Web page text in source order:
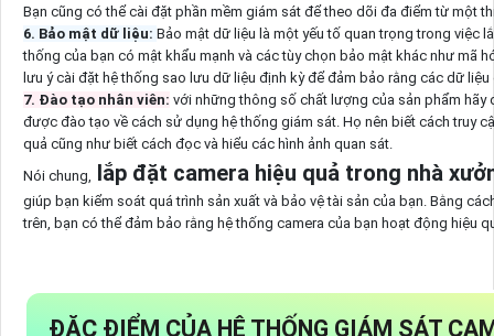
Bạn cũng có thể cài đặt phần mềm giám sát để theo dõi đa điểm từ một
6. Bảo mật dữ liệu: Bảo mật dữ liệu là một yếu tố quan trọng trong việc
thống của bạn có mật khẩu mạnh và các tùy chọn bảo mật khác như mã
lưu ý cài đặt hệ thống sao lưu dữ liệu định kỳ để đảm bảo rằng các dữ
7. Đào tạo nhân viên: với những thông số chất lượng của sản phẩm hãy
được đào tạo về cách sử dụng hệ thống giám sát. Họ nên biết cách truy
quả cũng như biết cách đọc và hiểu các hình ảnh quan sát.
Nói chung, lắp đặt camera hiệu quả trong nhà
giúp bạn kiểm soát quá trình sản xuất và bảo vệ tài sản của bạn. Bằng
trên, bạn có thể đảm bảo rằng hệ thống camera của bạn hoạt động hiệu
ĐẶC ĐIỂM CỦA HỆ THỐNG GIÁM SÁT